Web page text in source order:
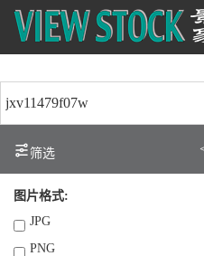
筛选
图片格式:
JPG
PNG